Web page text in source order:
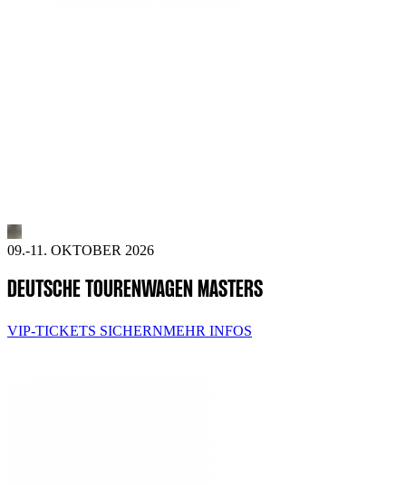
09.-11. OKTOBER 2026
DEUTSCHE TOURENWAGEN MASTERS
VIP-TICKETS SICHERNMEHR INFOS